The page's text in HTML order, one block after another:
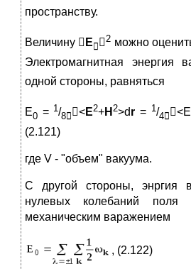
пространству.
Величину  E  2 можно
Электромагнитная энергия
одной стороны, равняться
E0 = 1/8 <E2+H2>dr = 1/4 <E
(2.121)
где V - "объем" вакуума.
С другой стороны, энргия
нулевых колебаний поля
механическим варажением
, (2.122)